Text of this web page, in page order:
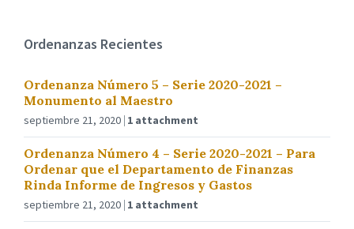
Ordenanzas Recientes
Ordenanza Número 5 – Serie 2020-2021 –
Monumento al Maestro
septiembre 21, 2020 1 attachment
Ordenanza Número 4 – Serie 2020-2021 – Para
Ordenar que el Departamento de Finanzas
Rinda Informe de Ingresos y Gastos
septiembre 21, 2020 1 attachment